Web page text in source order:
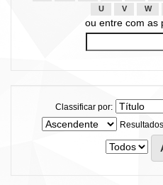
U
V W
ou entre com as
Classificar por: